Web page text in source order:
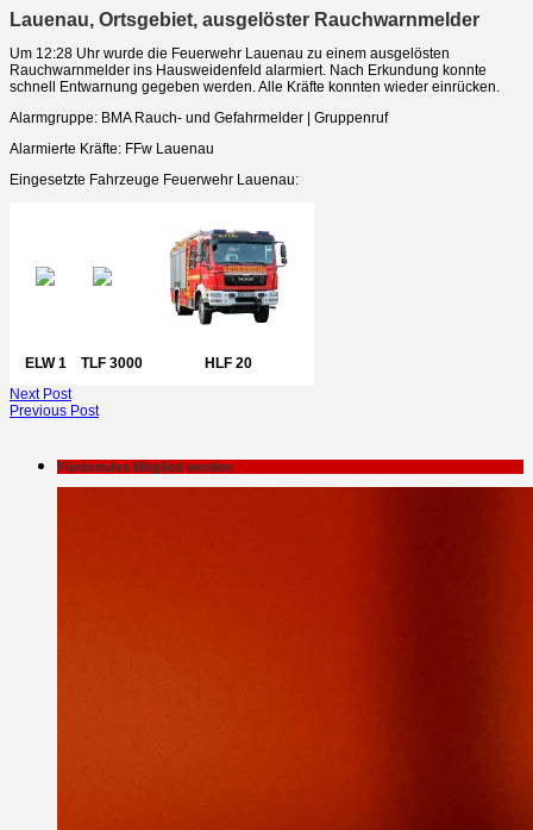
Lauenau, Ortsgebiet, ausgelöster Rauchwarnmelder
Um 12:28 Uhr wurde die Feuerwehr Lauenau zu einem ausgelösten
Rauchwarnmelder ins Hausweidenfeld alarmiert. Nach Erkundung konnte
schnell Entwarnung gegeben werden. Alle Kräfte konnten wieder einrücken.
Alarmgruppe: BMA Rauch- und Gefahrmelder | Gruppenruf
Alarmierte Kräfte: FFw Lauenau
Eingesetzte Fahrzeuge Feuerwehr Lauenau:
ELW 1 TLF 3000
HLF 20
Next Post
Previous Post
Förderndes Mitglied werden